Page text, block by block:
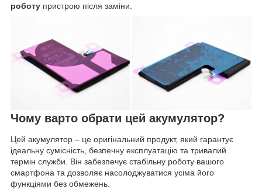
роботу пристрою після заміни.
Чому варто обрати цей акумулятор?
Цей акумулятор – це оригінальний продукт, який гарантує
ідеальну сумісність, безпечну експлуатацію та тривалий
термін служби. Він забезпечує стабільну роботу вашого
смартфона та дозволяє насолоджуватися усіма його
функціями без обмежень.